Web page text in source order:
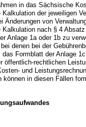
in das Sächsische
der jeweiligen
von
nach § 4
Anlage 1a oder 1b zu
denen bei der
Formblatt der Anlage 1c
öffentlich-rechtlichen
und
in diesen Fällen